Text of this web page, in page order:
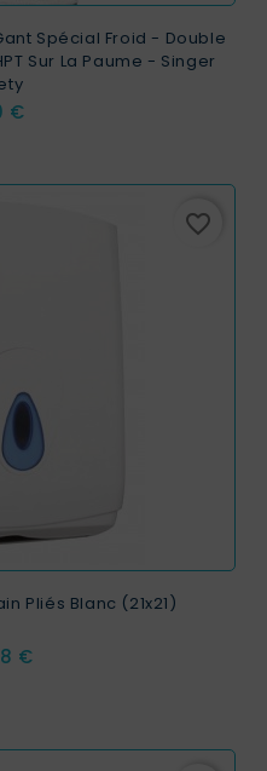
Spécial Froid - Double
Sur La Paume - Singer
€
favorite_border
Pliés Blanc (21x21)
€